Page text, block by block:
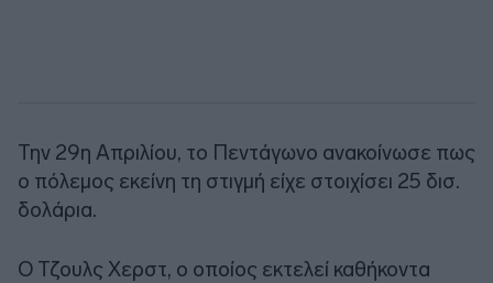
Την 29η Απριλίου, το Πεντάγωνο ανακοίνωσε πως
ο πόλεμος εκείνη τη στιγμή είχε στοιχίσει 25 δισ.
δολάρια.
Ο Τζουλς Χερστ, ο οποίος εκτελεί καθήκοντα